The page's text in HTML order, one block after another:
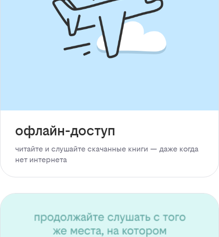
офлайн-доступ
читайте и слушайте скачанные книги — даже когда
нет интернета